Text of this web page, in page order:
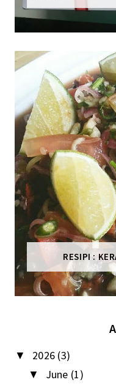
RESIPI :
▼ 2026 (3)
▼ June (1)